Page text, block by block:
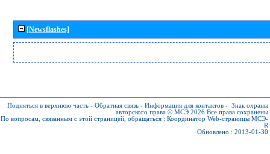
[Newsflashes]
Подняться в верхнюю часть - Обратная связь - Информация для контактов - Знак охраны
авторского права © МСЭ 2026 Все права сохранены
По вопросам, связанным с этой страницей, обращаться : Координатор Web-страницы МСЭ-
R
Обновлено : 2013-01-30